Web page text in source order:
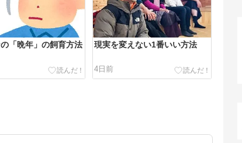
「晩年」の飼育方法 現実を変えない1番いい方法
4日前